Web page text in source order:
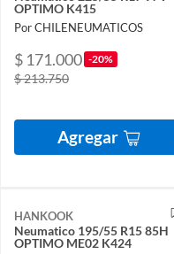
OPTIMO K415
Por CHILENEUMATICOS
$ 171.000 -20%
$ 213.750
Agregar
HANKOOK
Neumatico 195/55 R15 85H
OPTIMO ME02 K424